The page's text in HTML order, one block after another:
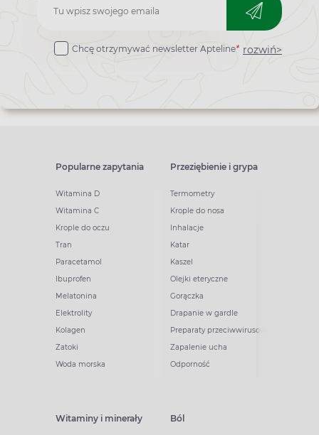
Zapisz
do
Chcę otrzymywać newsletter Apteline* rozwiń>
Popularne zapytania
Witamina D
Witamina C
Krople do oczu
Tran
Paracetamol
Ibuprofen
Melatonina
Elektrolity
Kolagen
Zatoki
Woda morska
Przeziębienie i grypa
Termometry
Krople do nosa
Inhalacje
Katar
Kaszel
Olejki eteryczne
Gorączka
Drapanie w gardle
Preparaty przeciwwirusowe
Zapalenie ucha
Odporność
Witaminy i minerały Ból